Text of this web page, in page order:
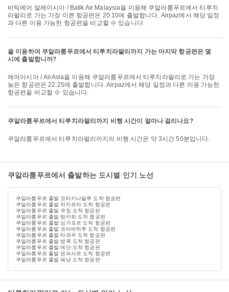
바틱에어 말레이시아 / Batik Air Malaysia을 이용해 쿠알라룸푸르에서 티루치
라팔리로 가는 가장 이른 항공편은 20:10에 출발합니다. Airpaz에서 해당 일정
과 다른 이용 가능한 항공편을 비교할 수 있습니다.
을 이용하여 쿠알라룸푸르에서 티루치라팔리까지 가는 마지막 항공편은 몇
시에 출발합니까?
에어아시아 / AirAsia을 이용해 쿠알라룸푸르에서 티루치라팔리로 가는 가장
늦은 항공편은 22:25에 출발합니다. Airpaz에서 해당 일정과 다른 이용 가능한
항공편을 비교할 수 있습니다.
쿠알라룸푸르에서 티루치라팔리까지 비행 시간이 얼마나 걸리나요?
쿠알라룸푸르에서 티루치라팔리까지의 비행 시간은 약 3시간 50분입니다.
쿠알라룸푸르에서 출발하는 도시별 인기 노선
쿠알라룸푸르 출발 코타키나발루 도착 항공편
쿠알라룸푸르 출발 자카르타 도착 항공편
쿠알라룸푸르 출발 쿠칭 도착 항공편
쿠알라룸푸르 출발 랑카위 도착 항공편
쿠알라룸푸르 출발 싱가포르 도착 항공편
쿠알라룸푸르 출발 코타바하루 도착 항공편
쿠알라룸푸르 출발 타와우 도착 항공편
쿠알라룸푸르 출발 방콕 도착 항공편
쿠알라룸푸르 출발 메단 도착 항공편
쿠알라룸푸르 출발 덴파사르 도착 항공편
쿠알라룸푸르 출발 페낭 도착 항공편